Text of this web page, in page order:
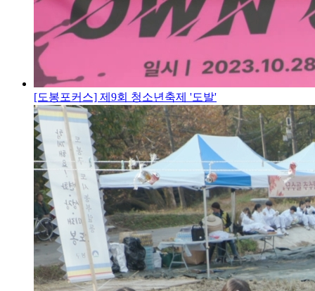
[도봉포커스] 제9회 청소년축제 '도발'